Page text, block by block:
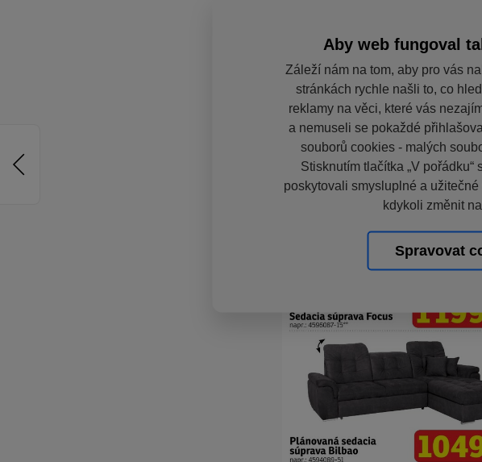
Aby web fungoval
Záleží nám na tom, aby pro vás
stránkách rychle našli to, co
reklamy na věci, které vás
a nemuseli se pokaždé
souborů cookies - malých
Stisknutím tlačítka „V
poskytovali smysluplné a
kdykoli změnit
Spravovat